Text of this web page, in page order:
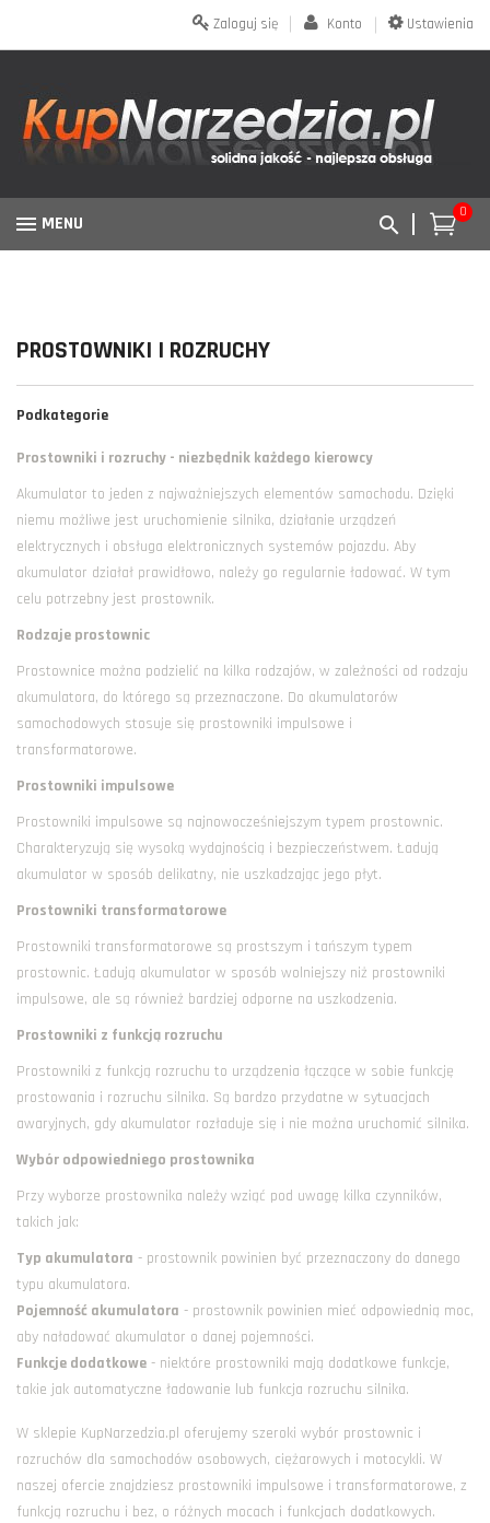
Ustawienia
Konto
Zaloguj się
0
MENU
PROSTOWNIKI I ROZRUCHY
Podkategorie
Prostowniki i rozruchy - niezbędnik każdego kierowcy
Akumulator to jeden z najważniejszych elementów samochodu. Dzięki
niemu możliwe jest uruchomienie silnika, działanie urządzeń
elektrycznych i obsługa elektronicznych systemów pojazdu. Aby
akumulator działał prawidłowo, należy go regularnie ładować. W tym
celu potrzebny jest prostownik.
Rodzaje prostownic
Prostownice można podzielić na kilka rodzajów, w zależności od rodzaju
akumulatora, do którego są przeznaczone. Do akumulatorów
samochodowych stosuje się prostowniki impulsowe i
transformatorowe.
Prostowniki impulsowe
Prostowniki impulsowe są najnowocześniejszym typem prostownic.
Charakteryzują się wysoką wydajnością i bezpieczeństwem. Ładują
akumulator w sposób delikatny, nie uszkadzając jego płyt.
Prostowniki transformatorowe
Prostowniki transformatorowe są prostszym i tańszym typem
prostownic. Ładują akumulator w sposób wolniejszy niż prostowniki
impulsowe, ale są również bardziej odporne na uszkodzenia.
Prostowniki z funkcją rozruchu
Prostowniki z funkcją rozruchu to urządzenia łączące w sobie funkcję
prostowania i rozruchu silnika. Są bardzo przydatne w sytuacjach
awaryjnych, gdy akumulator rozładuje się i nie można uruchomić silnika.
Wybór odpowiedniego prostownika
Przy wyborze prostownika należy wziąć pod uwagę kilka czynników,
takich jak:
Typ akumulatora - prostownik powinien być przeznaczony do danego
typu akumulatora.
Pojemność akumulatora - prostownik powinien mieć odpowiednią moc,
aby naładować akumulator o danej pojemności.
Funkcje dodatkowe - niektóre prostowniki mają dodatkowe funkcje,
takie jak automatyczne ładowanie lub funkcja rozruchu silnika.
W sklepie KupNarzedzia.pl oferujemy szeroki wybór prostownic i
rozruchów dla samochodów osobowych, ciężarowych i motocykli. W
naszej ofercie znajdziesz prostowniki impulsowe i transformatorowe, z
funkcją rozruchu i bez, o różnych mocach i funkcjach dodatkowych.